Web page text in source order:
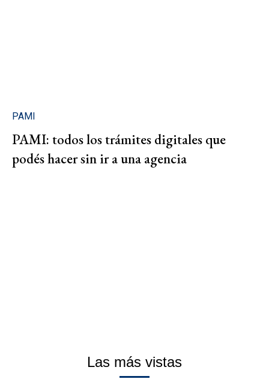
PAMI
PAMI: todos los trámites digitales que
podés hacer sin ir a una agencia
Las más vistas